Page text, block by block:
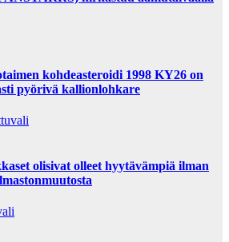
kohdeasteroidi 1998 KY26 on
pyörivä kallionlohkare
olisivat olleet hyytävämpiä ilman